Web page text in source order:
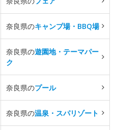
奈良県のキャンプ場・BBQ場
奈良県の遊園地・テーマパー
ク
奈良県のプール
奈良県の温泉・スパリゾート